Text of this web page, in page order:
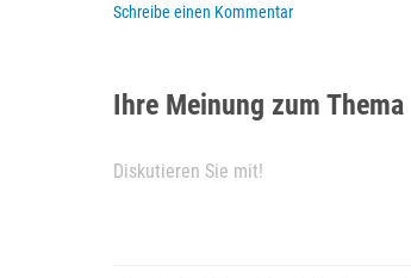
Schreibe einen Kommentar
Ihre Meinung zum Thema